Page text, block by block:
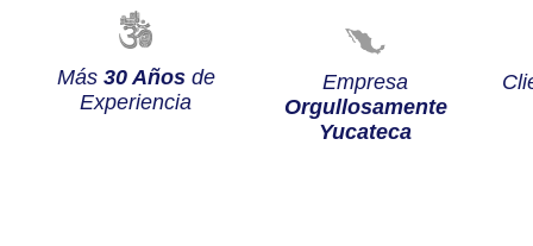
Más 30 Añosde
Experiencia
Empresa
Orgullosamente
Yucateca